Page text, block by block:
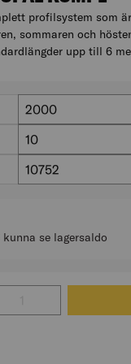
profilsystem som
sommaren och
upp till 6
Längd (mm)
2000
Antal sektioner (st)
10
Totalbredd (mm)
10752
se lagersaldo
för KANALPLASTTAK